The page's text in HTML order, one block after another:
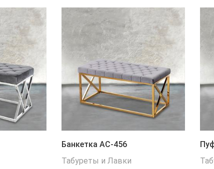
Банкетка АС-456
Табуреты и Лавки